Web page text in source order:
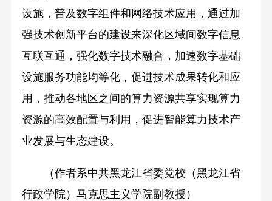
设施，普及数字组件和网络技术应用，通过加
强技术创新平台的建设来深化区域间数字信息
互联互通，强化数字技术融合，加速数字基础
设施服务功能均等化，促进技术成果转化和应
用，推动各地区之间的算力资源共享实现算力
资源的高效配置与利用，促进智能算力技术产
业发展与生态建设。
（作者系中共黑龙江省委党校（黑龙江省
行政学院）马克思主义学院副教授）